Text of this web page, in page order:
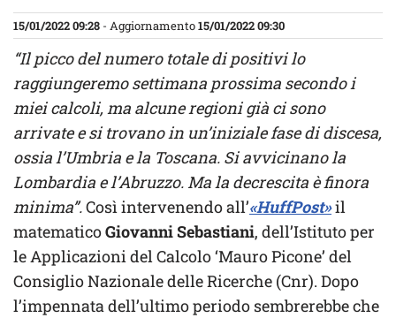
15/01/2022 09:28 - Aggiornamento15/01/2022 09:30
“Il picco del numero totale di positivi lo
raggiungeremo settimana prossima secondo i
miei calcoli, ma alcune regioni già ci sono
arrivate e si trovano in un’iniziale fase di discesa,
ossia l’Umbria e la Toscana. Si avvicinano la
Lombardia e l’Abruzzo. Ma la decrescita è finora
minima”.Così intervenendo all’«HuffPost»il
matematicoGiovanni Sebastiani, dell’Istituto per
le Applicazioni del Calcolo ‘Mauro Picone’ del
Consiglio Nazionale delle Ricerche (Cnr). Dopo
l’impennata dell’ultimo periodo sembrerebbe che